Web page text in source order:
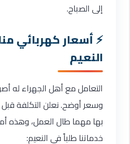
إلى الصباح.
أسعار كهربائي
النعيم
التعامل مع أهل الجهراء له
وسعر أوضح. نعلن التكلفة
بها مهما طال العمل، وهذه
خدماتنا طلباً في النعيم: